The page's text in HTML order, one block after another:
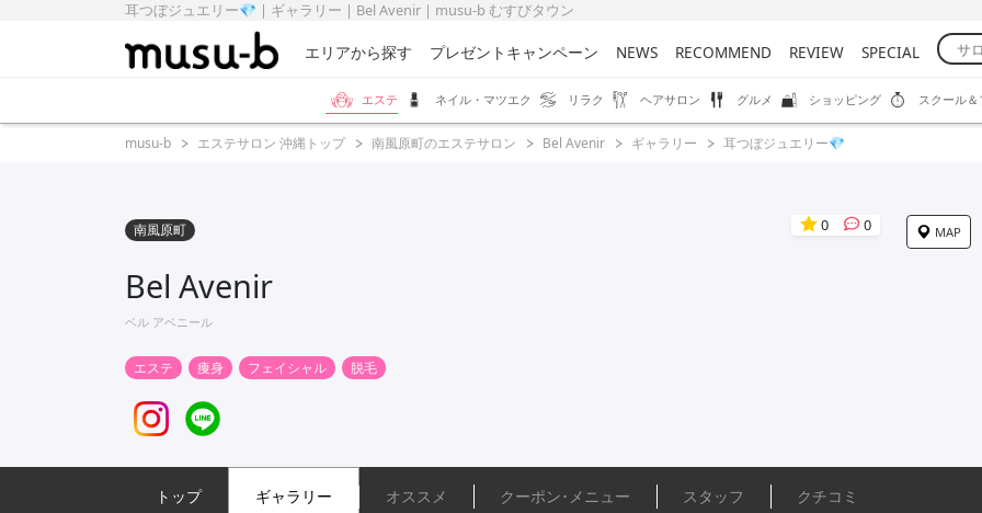
耳つぼジュエリー💎 | ギャラリー | Bel Avenir | musu-b むすびタウン
エリアから探す プレゼントキャンペーン NEWS RECOMMEND REVIEW SPECIAL
エステ ネイル・マツエク リラク ヘアサロン グルメ ショッピング スクール
musu-b エステサロン 沖縄トップ 南風原町のエステサロン Bel Avenir ギャラリー 耳つぼジュエリー💎
南風原町 0 0 MAP
Bel Avenir
ベル アベニール
エステ 痩身 フェイシャル 脱毛
トップ ギャラリー オススメ クーポン･ メニュー スタッフ クチコミ